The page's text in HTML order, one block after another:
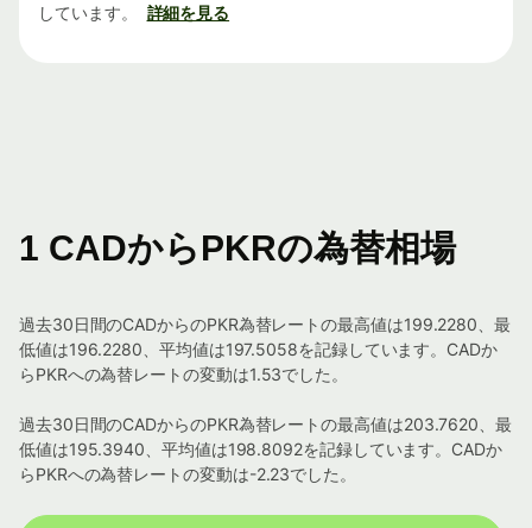
しています。
詳細を見る
1 CADからPKRの為替相場
過去30日間のCADからのPKR為替レートの最高値は199.2280、最
低値は196.2280、平均値は197.5058を記録しています。CADか
らPKRへの為替レートの変動は1.53でした。
過去30日間のCADからのPKR為替レートの最高値は203.7620、最
低値は195.3940、平均値は198.8092を記録しています。CADか
らPKRへの為替レートの変動は-2.23でした。